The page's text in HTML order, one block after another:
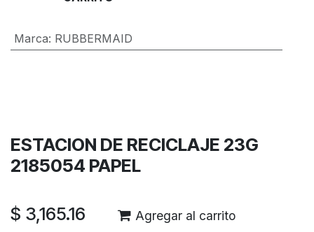
Marca: RUBBERMAID
ESTACION DE RECICLAJE 23G
2185054 PAPEL
$ 3,165.16 Agregar al carrito